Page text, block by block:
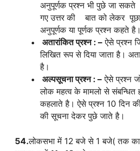
अनुपूर्णक प्रश्न भी पुछे जा सकते
गए उत्तर की बात को लेकर
अनुपूर्णक या पूर्णक प्रश्न कहते है।
अतारांकित प्रश्न : – ऐसे प्रश्न
लिखित रूप से दिया जाता है।
है।
अल्पसूचना प्रश्न : – ऐसे प्रश्न
लोक महत्व के मामलो से संबन्धित
कहलाते है। ऐसे प्रश्न 10 दिन
की सूचना देकर पुछे जाते है।
54.लोकसभा में 12 बजे से 1 बजे( तक